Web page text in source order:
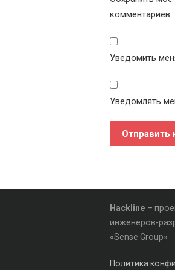
комментариев.
Уведомить
Уведомлять
Hackline –
инженеров-
«Sense Group»
Политика